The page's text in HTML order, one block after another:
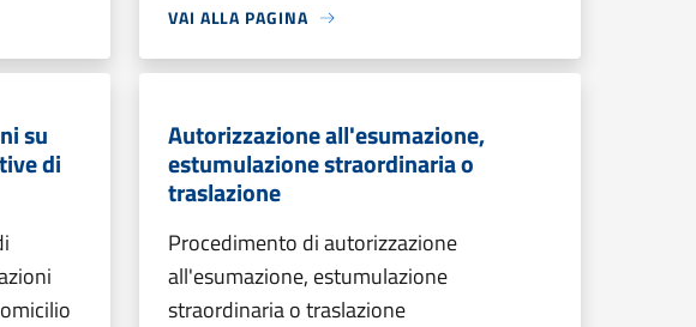
VAI ALLA PAGINA
su
di
Autorizzazione all'esumazione,
estumulazione straordinaria o
traslazione
Procedimento di autorizzazione
all'esumazione, estumulazione
straordinaria o traslazione